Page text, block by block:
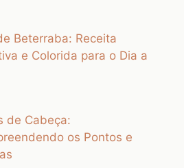
Beterraba: Receita
e Colorida para o Dia a
de Cabeça:
os Pontos e